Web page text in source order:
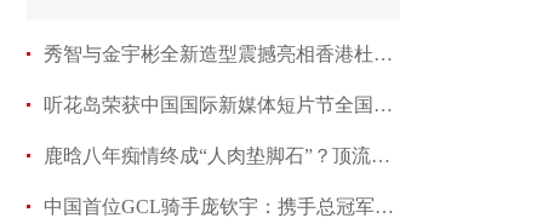
秀智与金宇彬全新造型震撼亮相香港杜莎夫人蜡像
听花岛荣获中国国际新媒体短片节全国承制企业TO
鹿晗八年痴情终成“人肉垫脚石”？顶流男神为爱断
中国首位GCL骑手庞钦宇：携手总冠军战队，逐鹿环球